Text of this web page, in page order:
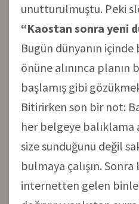
unutturulmuştu. Peki
“Kaostan sonra yeni
Bugün dünyanın
önüne alınınca planın
başlamış gibi
Bitirirken son bir not:
her belgeye balıklama
size sunduğunu değil
bulmaya çalışın.
internetten gelen